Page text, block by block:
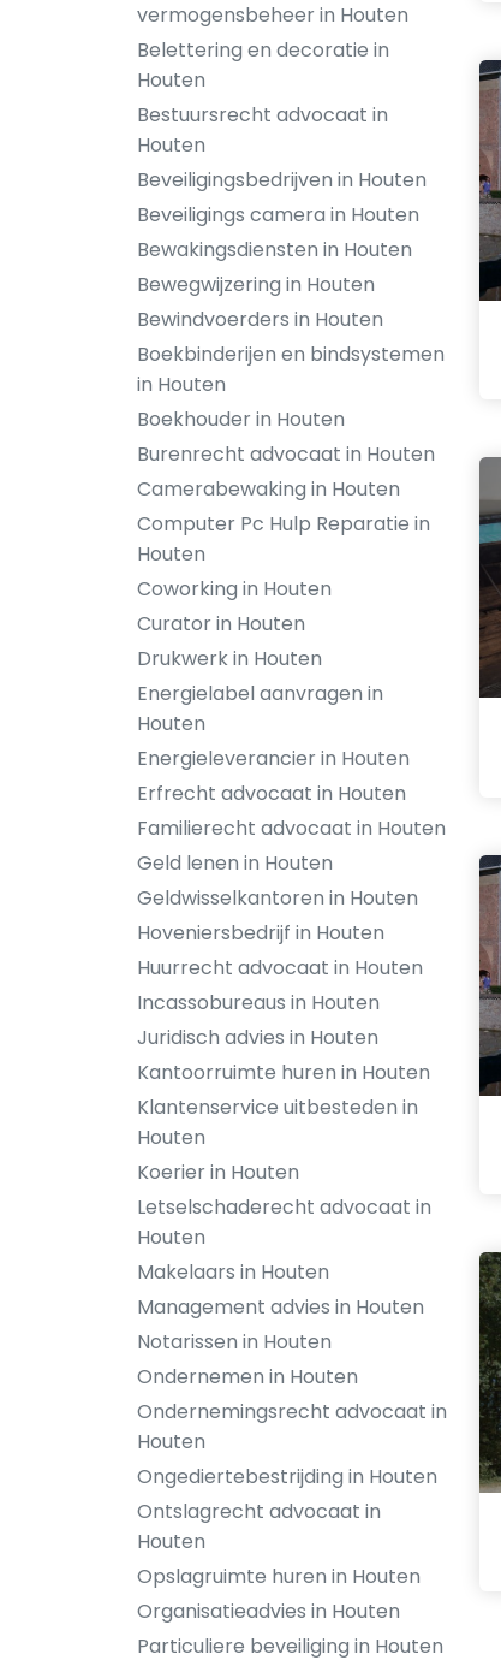
vermogensbeheer in Houten
Belettering en decoratie in
Houten
Bestuursrecht advocaat in
Houten
Beveiligingsbedrijven in Houten
Beveiligings camera in Houten
Bewakingsdiensten in Houten
Bewegwijzering in Houten
Bewindvoerders in Houten
Boekbinderijen en bindsystemen
in Houten
Boekhouder in Houten
Burenrecht advocaat in Houten
Camerabewaking in Houten
Computer Pc Hulp Reparatie in
Houten
Coworking in Houten
Curator in Houten
Drukwerk in Houten
Energielabel aanvragen in
Houten
Energieleverancier in Houten
Erfrecht advocaat in Houten
Familierecht advocaat in Houten
Geld lenen in Houten
Geldwisselkantoren in Houten
Hoveniersbedrijf in Houten
Huurrecht advocaat in Houten
Incassobureaus in Houten
Juridisch advies in Houten
Kantoorruimte huren in Houten
Klantenservice uitbesteden in
Houten
Koerier in Houten
Letselschaderecht advocaat in
Houten
Makelaars in Houten
Management advies in Houten
Notarissen in Houten
Ondernemen in Houten
Ondernemingsrecht advocaat in
Houten
Ongediertebestrijding in Houten
Ontslagrecht advocaat in
Houten
Opslagruimte huren in Houten
Organisatieadvies in Houten
Particuliere beveiliging in Houten